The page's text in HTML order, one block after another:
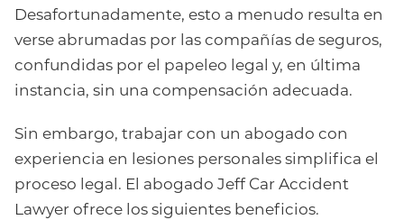
Desafortunadamente, esto a menudo resulta en
verse abrumadas por las compañías de seguros,
confundidas por el papeleo legal y, en última
instancia, sin una compensación adecuada.
Sin embargo, trabajar con un abogado con
experiencia en lesiones personales simplifica el
proceso legal. El abogado Jeff Car Accident
Lawyer ofrece los siguientes beneficios.